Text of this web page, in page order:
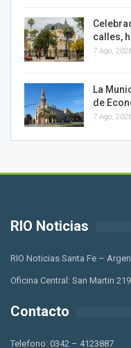
calles,
7 Ago,
La
de
7 Ago,
RIO Noticias
RIO Noticias Santa Fe –
Oficina Central: San Martin
Contacto
Telefono: 0342 – 4123887